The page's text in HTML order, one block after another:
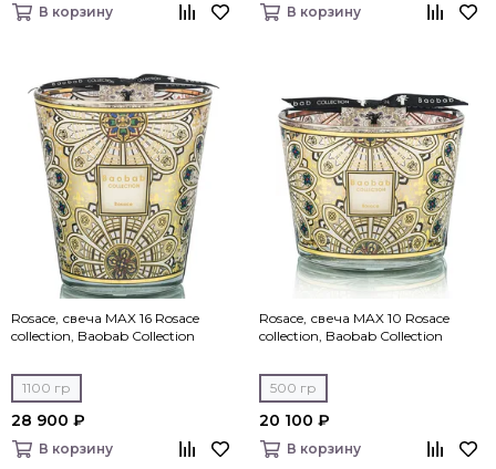
В корзину В корзину
Rosace, свеча MAX 16 Rosace
collection, Baobab Collection
1100 гр
28 900 ₽
В корзину
Rosace, свеча MAX 10 Rosace
collection, Baobab Collection
500 гр
20 100 ₽
В корзину